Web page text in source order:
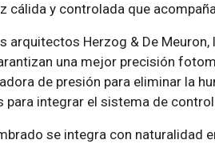
cálida y controlada que
arquitectos Herzog & De
una mejor precisión
de presión para eliminar la
para integrar el sistema de
se integra con naturalidad